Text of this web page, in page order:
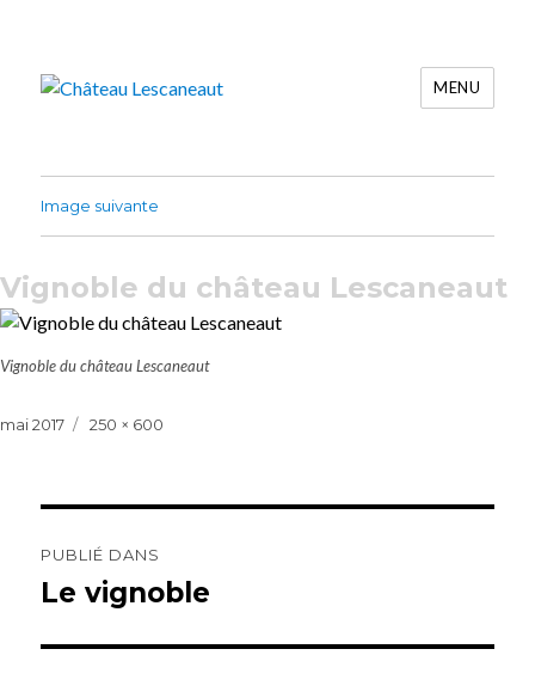
MENU
Image suivante
Vignoble du château Lescaneaut
Vignoble du château Lescaneaut
Publié
mai 2017
Taille
250 × 600
de
l’article
PUBLIÉ DANS
Le vignoble